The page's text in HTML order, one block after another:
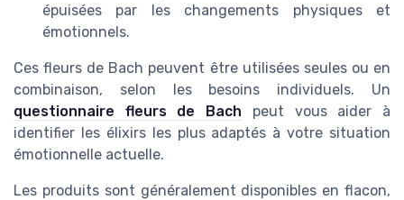
épuisées par les changements physiques et
émotionnels.
Ces fleurs de Bach peuvent être utilisées seules ou en
combinaison, selon les besoins individuels. Un
questionnaire fleurs de Bach peut vous aider à
identifier les élixirs les plus adaptés à votre situation
émotionnelle actuelle.
Les produits sont généralement disponibles en flacon,